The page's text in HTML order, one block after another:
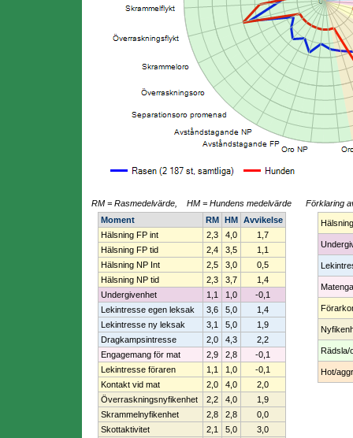
RM = Rasmedelvärde, HM = Hundens medelvärde
Moment
RM HM
Avvikelse
Hälsning FP int
2,3 4,0
1,7
Hälsning FP tid
2,4 3,5
1,1
Hälsning NP Int
2,5 3,0
0,5
Hälsning NP tid
2,3 3,7
1,4
Undergivenhet
1,1 1,0
-0,1
Lekintresse egen leksak
3,6 5,0
1,4
Lekintresse ny leksak
3,1 5,0
1,9
Dragkampsintresse
2,0 4,3
2,2
Engagemang för mat
2,9 2,8
-0,1
Lekintresse föraren
1,1 1,0
-0,1
Kontakt vid mat
2,0 4,0
2,0
Överraskningsnyfikenhet
2,2 4,0
1,9
Skrammelnyfikenhet
2,8 2,8
0,0
Skottaktivitet
2,1 5,0
3,0
Förklaring
Hälsning
Rädsla/
Hot/